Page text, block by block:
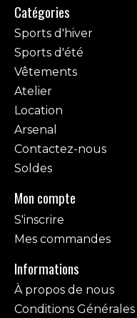
Catégories
Sports d'hiver
Sports d'été
Vêtements
Atelier
Location
Arsenal
Contactez-nous
Soldes
Mon compte
S'inscrire
Mes commandes
Informations
À propos de nous
Conditions Générales